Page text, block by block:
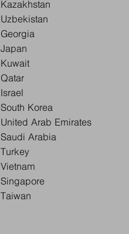
Kazakhstan
Uzbekistan
Georgia
Japan
Kuwait
Qatar
Israel
South Korea
United Arab Emirates
Saudi Arabia
Turkey
Vietnam
Singapore
Taiwan